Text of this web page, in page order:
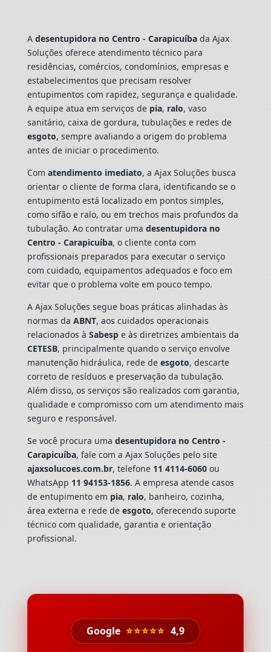
A desentupidora no Centro - Carapicuíbada Ajax
Soluções oferece atendimento técnico para
residências, comércios, condomínios, empresas e
estabelecimentos que precisam resolver
entupimentos com rapidez, segurança e qualidade.
A equipe atua em serviços de pia, ralo, vaso
sanitário, caixa de gordura, tubulações e redes de
esgoto, sempre avaliando a origem do problema
antes de iniciar o procedimento.
Com atendimento imediato, a Ajax Soluções busca
orientar o cliente de forma clara, identificando se o
entupimento está localizado em pontos simples,
como sifão e ralo, ou em trechos mais profundos da
tubulação. Ao contratar uma desentupidora no
Centro - Carapicuíba, o cliente conta com
profissionais preparados para executar o serviço
com cuidado, equipamentos adequados e foco em
evitar que o problema volte em pouco tempo.
A Ajax Soluções segue boas práticas alinhadas às
normas da ABNT, aos cuidados operacionais
relacionados à Sabespe às diretrizes ambientais da
CETESB, principalmente quando o serviço envolve
manutenção hidráulica, rede de esgoto, descarte
correto de resíduos e preservação da tubulação.
Além disso, os serviços são realizados com garantia,
qualidade e compromisso com um atendimento mais
seguro e responsável.
Se você procura uma desentupidora no Centro -
Carapicuíba, fale com a Ajax Soluções pelo site
ajaxsolucoes.com.br, telefone 11 4114-6060ou
WhatsApp 11 94153-1856. A empresa atende casos
de entupimento em pia, ralo, banheiro, cozinha,
área externa e rede de esgoto, oferecendo suporte
técnico com qualidade, garantia e orientação
profissional.
Google ⭐⭐⭐⭐⭐ 4,9